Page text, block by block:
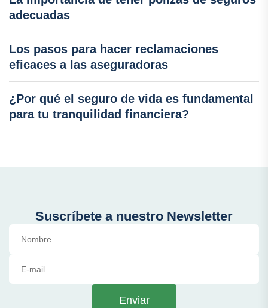
adecuadas
Los pasos para hacer reclamaciones
eficaces a las aseguradoras
¿Por qué el seguro de vida es fundamental
para tu tranquilidad financiera?
Suscríbete a nuestro Newsletter
Enviar